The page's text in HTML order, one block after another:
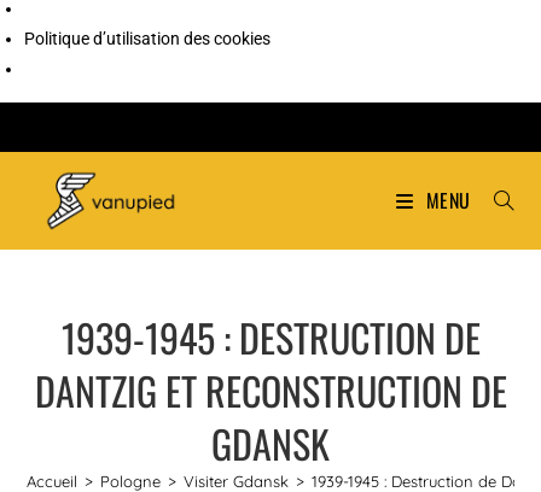
Politique d’utilisation des cookies
MENU
1939-1945 : DESTRUCTION DE
DANTZIG ET RECONSTRUCTION DE
GDANSK
Accueil > Pologne > Visiter Gdansk > 1939-1945 : Destruction de